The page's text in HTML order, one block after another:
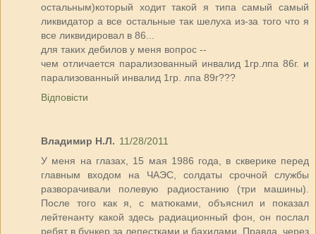
остальным)который ходит такой я типа самый самый
ликвидатор а все остальные так шелуха из-за того что я
все ликвидировал в 86...
для таких дебилов у меня вопрос --
чем отличается парализованный инвалид 1гр.лпа 86г. и
парализованный инвалид 1гр. лпа 89г???
Відповісти
Владимир Н.Л. 11/28/2011
У меня на глазах, 15 мая 1986 года, в скверике перед
главным входом на ЧАЭС, солдаты срочной службы
разворачивали полевую радиостанию (три машины).
После того как я, с матюками, объяснил и показал
лейтенанту какой здесь радиационный фон, он послал
ребят в бункер за лепестками и бахилами. Правда, через